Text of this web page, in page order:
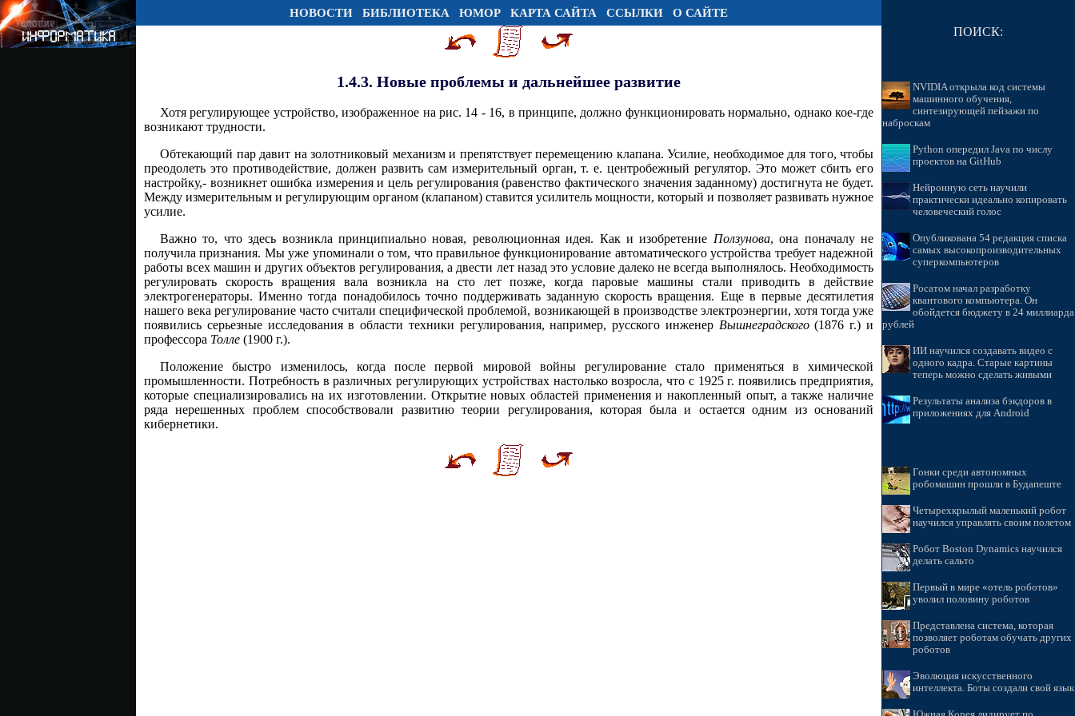
НОВОСТИ БИБЛИОТЕКА ЮМОР КАРТА САЙТА ССЫЛКИ О САЙТЕ
1.4.3. Новые проблемы и дальнейшее развитие
Хотя регулирующее устройство, изображенное на рис. 14 - 16, в принципе, должно функционировать нормально, однако кое-где
возникают трудности.
Обтекающий пар давит на золотниковый механизм и препятствует перемещению клапана. Усилие, необходимое для того, чтобы
преодолеть это противодействие, должен развить сам измерительный орган, т. е. центробежный регулятор. Это может сбить его
настройку,- возникнет ошибка измерения и цель регулирования (равенство фактического значения заданному) достигнута не будет.
Между измерительным и регулирующим органом (клапаном) ставится усилитель мощности, который и позволяет развивать нужное
усилие.
Важно то, что здесь возникла принципиально новая, революционная идея. Как и изобретение Ползунова, она поначалу не
получила признания. Мы уже упоминали о том, что правильное функционирование автоматического устройства требует надежной
работы всех машин и других объектов регулирования, а двести лет назад это условие далеко не всегда выполнялось. Необходимость
регулировать скорость вращения вала возникла на сто лет позже, когда паровые машины стали приводить в действие
электрогенераторы. Именно тогда понадобилось точно поддерживать заданную скорость вращения. Еще в первые десятилетия
нашего века регулирование часто считали специфической проблемой, возникающей в производстве электроэнергии, хотя тогда уже
появились серьезные исследования в области техники регулирования, например, русского инженер Вышнеградского(1876 г.) и
профессора Толле (1900 г.).
Положение быстро изменилось, когда после первой мировой войны регулирование стало применяться в химической
промышленности. Потребность в различных регулирующих устройствах настолько возросла, что с 1925 г. появились предприятия,
которые специализировались на их изготовлении. Открытие новых областей применения и накопленный опыт, а также наличие
ряда нерешенных проблем способствовали развитию теории регулирования, которая была и остается одним из оснований
кибернетики.
ПОИСК:
NVIDIA открыла код системы
машинного обучения,
синтезирующей пейзажи по
наброскам
Python опередил Java по числу
проектов на GitHub
Нейронную сеть научили
практически идеально копировать
человеческий голос
Опубликована 54 редакция списка
самых высокопроизводительных
суперкомпьютеров
Росатом начал разработку
квантового компьютера. Он
обойдется бюджету в 24 миллиарда
рублей
ИИ научился создавать видео с
одного кадра. Старые картины
теперь можно сделать живыми
Результаты анализа бэкдоров в
приложениях для Android
Гонки среди автономных
робомашин прошли в Будапеште
Четырехкрылый маленький робот
научился управлять своим полетом
Робот Boston Dynamics научился
делать сальто
Первый в мире «отель роботов»
уволил половину роботов
Представлена система, которая
позволяет роботам обучать других
роботов
Эволюция искусственного
интеллекта. Боты создали свой язык